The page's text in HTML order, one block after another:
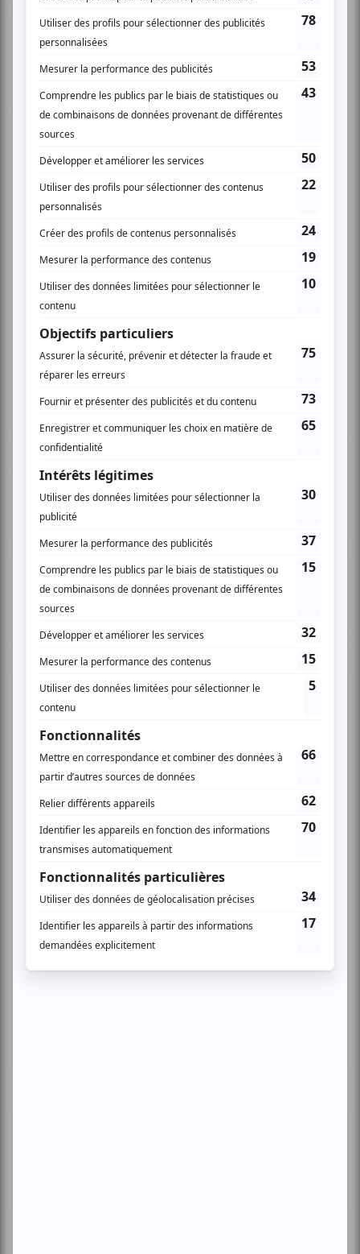
percutante avec L’Ensemble à percussion Sixtrum. Et en
finale, Le Bœuf sur le toit de Milhaud —un spectacle
surréaliste originalement conçu par Jean Cocteau — sera
cette fois-ci mis en scène par Alexandre Marine. Plongée
circassienne dans l’univers d’un bordel parisien, Marine
nous promet une adaptation des plus débridées. Situations
absurdes ou burlesques, Marine jongle avec dérision des
Pour cette bouffonne aventure, le metteur en scène
s’entoure de deux comédiens de sa compagnie, Vitali
Makarov et Maria Monakhova, et de huit étudiants et
finissants de l’École nationale de cirque. Fantaisie,
virtuosité et espièglerie seront au rendez-vous pour cette
escapade parisienne.
www.imusici.com
AUCUN COMMENTAIRE
Vous devez être connecté pour
donner un avis.
Connectez-vous ici.
TOUTES LES OFFRES
Festival Colline
Musique Québécoise Pop franco Variété